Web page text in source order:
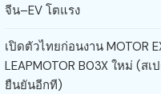
จีน–EV โตแรง
เปิดตัวไทยก่อนงาน MOTOR
LEAPMOTOR B03X ใหม่ (ส
ยืนยันอีกที)